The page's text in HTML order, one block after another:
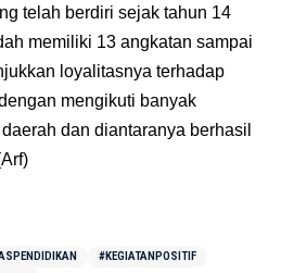
telah berdiri sejak tahun 14
memiliki 13 angkatan sampai
loyalitasnya terhadap
mengikuti banyak
dan diantaranya berhasil
#KEGIATANPOSITIF